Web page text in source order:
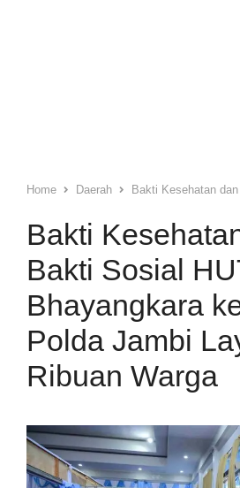
Home Daerah Bakti Kesehatan
Bakti
Bakti Sosial
Bhayangkara
Polda Jambi
Ribuan Warga